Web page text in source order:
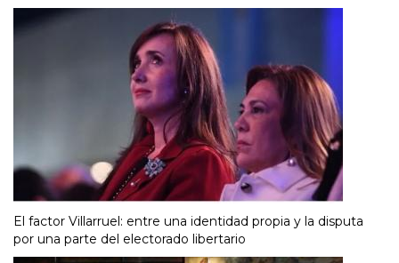
El factor Villarruel: entre una identidad propia y la disputa
por una parte del electorado libertario